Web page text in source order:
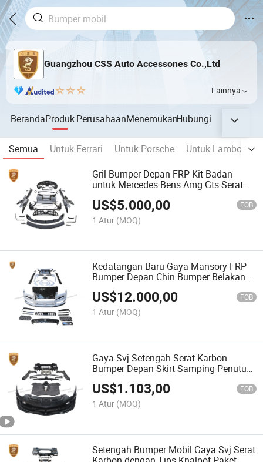
Guangzhou CSS Auto Accessones Co.,Ltd
Lainnya
BerandaProdukPerusahaanMenemukanHubungi
Semua Untuk Ferrari Untuk Porsche
Untuk
Gril Bumper Depan FRP Kit Badan
untuk Mercedes Bens Amg Gts Serat
Gaya Black Series
US$5.000,00 FOB
1 Atur (MOQ)
Kedatangan Baru Gaya Mansory FRP
Bumper Depan Chin Bumper Belakang
Skirt Samping Kit Bodhi Mobil untuk
Rolls Royce Cullinan Bodykit
US$12.000,00 FOB
1 Atur (MOQ)
Gaya Svj Setengah Serat Karbon
Bumper Depan Skirt Samping Penutup
Bagasi Bumper Belakang dengan Tips
Knalpot untuk Lambor Lp700 Suplai Kit
Bodhi
US$1.103,00 FOB
1 Atur (MOQ)
Setengah Bumper Mobil Gaya Svj Serat